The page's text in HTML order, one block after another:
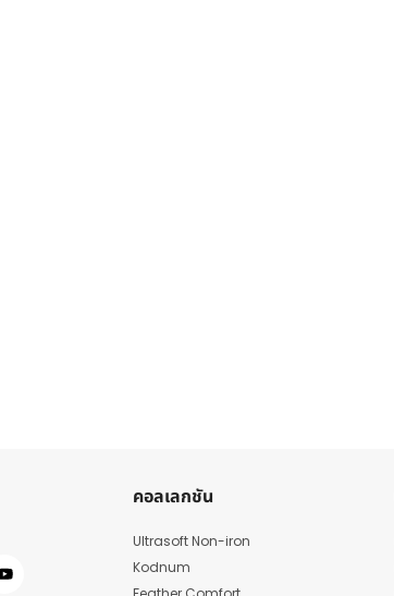
คอลเลกชัน
Ultrasoft Non-iron
Kodnum